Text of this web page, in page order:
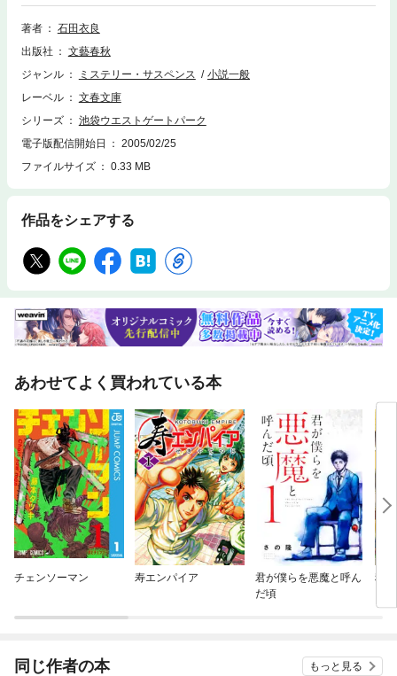
イト」の謎とマコトの恋のゆくえは……。ストリートの青春をリアルに描
き、日本のミステリーシーンに新しい世界を切り拓いた、ご存知ＩＷＧＰ
著者
石田衣良
出版社
文藝春秋
ジャンル
ミステリー・サスペンス
小説一般
レーベル
文春文庫
シリーズ
池袋ウエストゲートパーク
電子版配信開始日
2005/02/25
ファイルサイズ
0.33 MB
作品をシェアする
あわせてよく買われている本
チェンソーマン 寿エンパイア
君が僕らを悪魔と呼ん
だ頃
税
同じ作者の本 もっと見る